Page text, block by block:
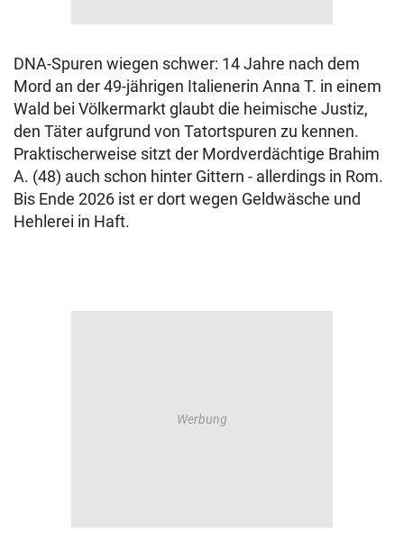
DNA-Spuren wiegen schwer: 14 Jahre nach dem
Mord an der 49-jährigen Italienerin Anna T. in einem
Wald bei Völkermarkt glaubt die heimische Justiz,
den Täter aufgrund von Tatortspuren zu kennen.
Praktischerweise sitzt der Mordverdächtige Brahim
A. (48) auch schon hinter Gittern - allerdings in Rom.
Bis Ende 2026 ist er dort wegen Geldwäsche und
Hehlerei in Haft.